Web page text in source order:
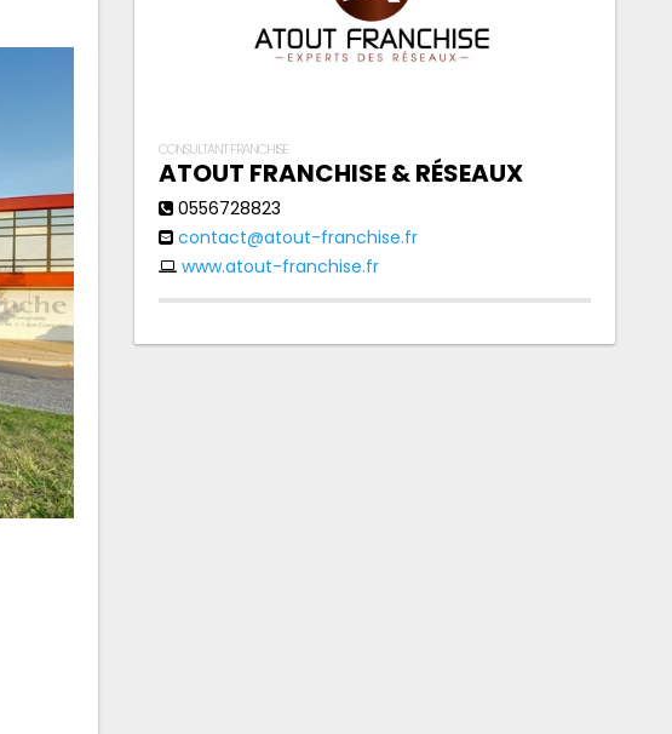
CONSULTANT FRANCHISE
ATOUT FRANCHISE & RÉSEAUX
0556728823
contact@atout-franchise.fr
www.atout-franchise.fr